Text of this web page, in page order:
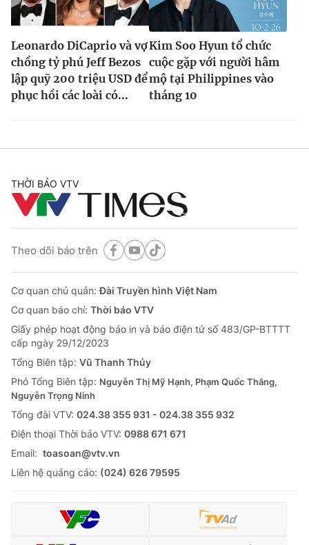
Leonardo DiCaprio và vợ
chồng tỷ phú Jeff Bezos
lập quỹ 200 triệu USD để
phục hồi các loài có...
Kim Soo Hyun tổ chức
cuộc gặp với người hâm
mộ tại Philippines vào
tháng 10
THỜI BÁO VTV
Theo dõi báo trên
Cơ quan chủ quản:Đài Truyền hình Việt Nam
Cơ quan báo chí: Thời báo VTV
Giấy phép hoạt động báo in và báo điện tử số 483/GP-BTTTT
cấp ngày 29/12/2023
Tổng Biên tập: Vũ Thanh Thủy
Phó Tổng Biên tập: Nguyễn Thị Mỹ Hạnh, Phạm Quốc Thắng,
Nguyễn Trọng Ninh
Tổng đài VTV: 024.38 355 931 - 024.38 355 932
Ðiện thoại Thời báo VTV: 0988 671 671
Email: toasoan@vtv.vn
Liên hệ quảng cáo: (024) 626 79595